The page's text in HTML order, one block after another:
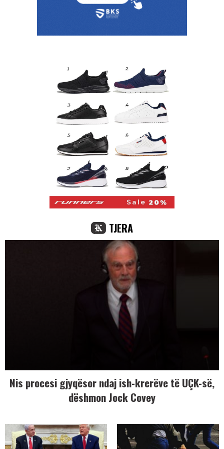
TJERA
Nis procesi gjyqësor ndaj ish-krerëve të UÇK-së,
dëshmon Jock Covey